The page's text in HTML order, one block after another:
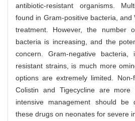
antibiotic-resistant organisms.
found in Gram-positive bacteria, and
treatment. However, the number
bacteria is increasing, and the
concern. Gram-negative bacteria,
resistant strains, is much more
options are extremely limited.
Colistin and Tigecycline are more
intensive management should
these drugs on neonates for severe